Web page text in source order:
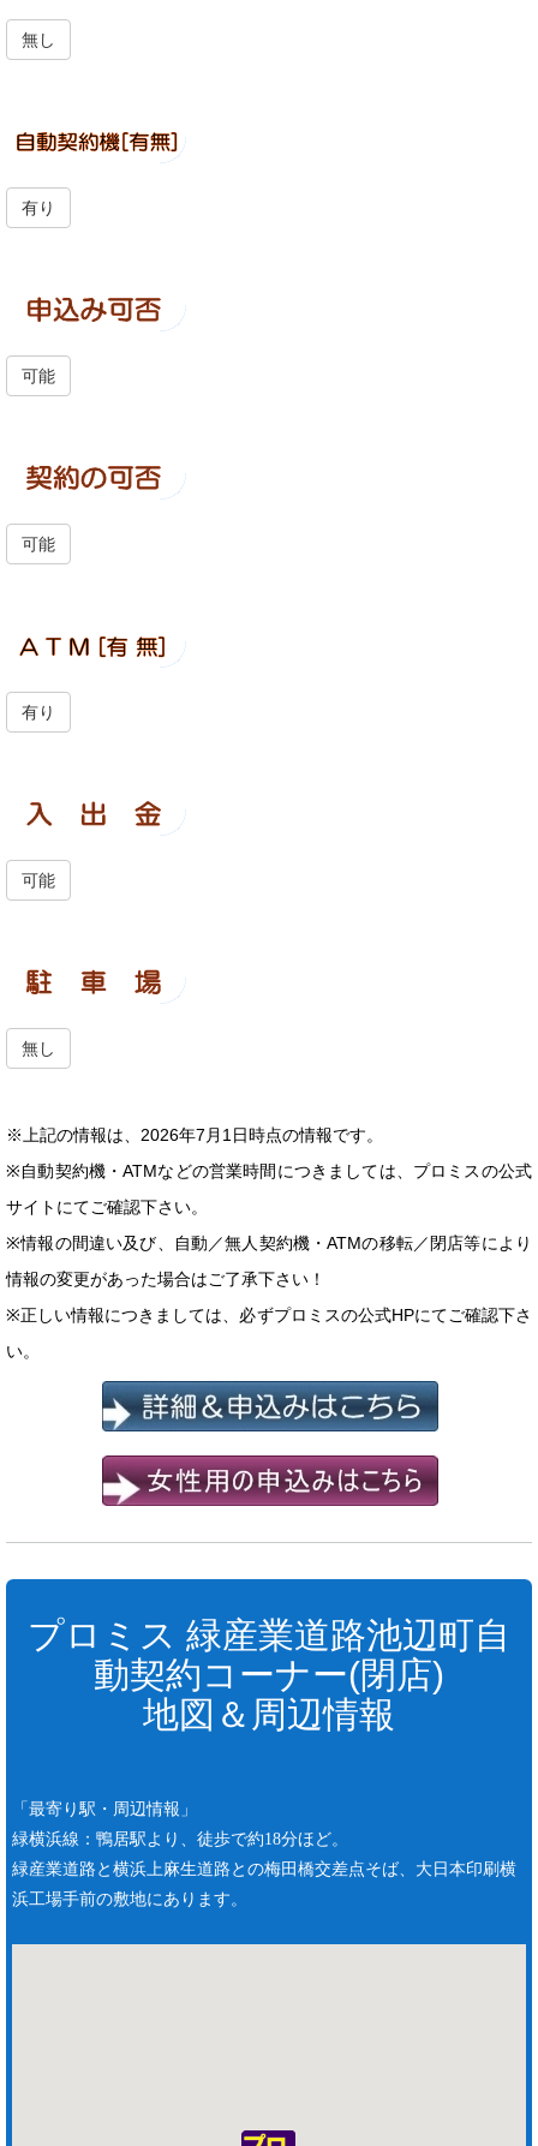
無し
有り
可能
可能
有り
可能
無し
※上記の情報は、2026年7月1日時点の情報です。
※自動契約機・ATMなどの営業時間につきましては、プロミスの公式
サイトにてご確認下さい。
※情報の間違い及び、自動／無人契約機・ATMの移転／閉店等により
情報の変更があった場合はご了承下さい！
※正しい情報につきましては、必ずプロミスの公式HPにてご確認下さ
い。
プロミス 緑産業道路池辺町自
動契約コーナー(閉店)
地図＆周辺情報
「最寄り駅・周辺情報」
緑横浜線：鴨居駅より、徒歩で約18分ほど。
緑産業道路と横浜上麻生道路との梅田橋交差点そば、大日本印刷横
浜工場手前の敷地にあります。